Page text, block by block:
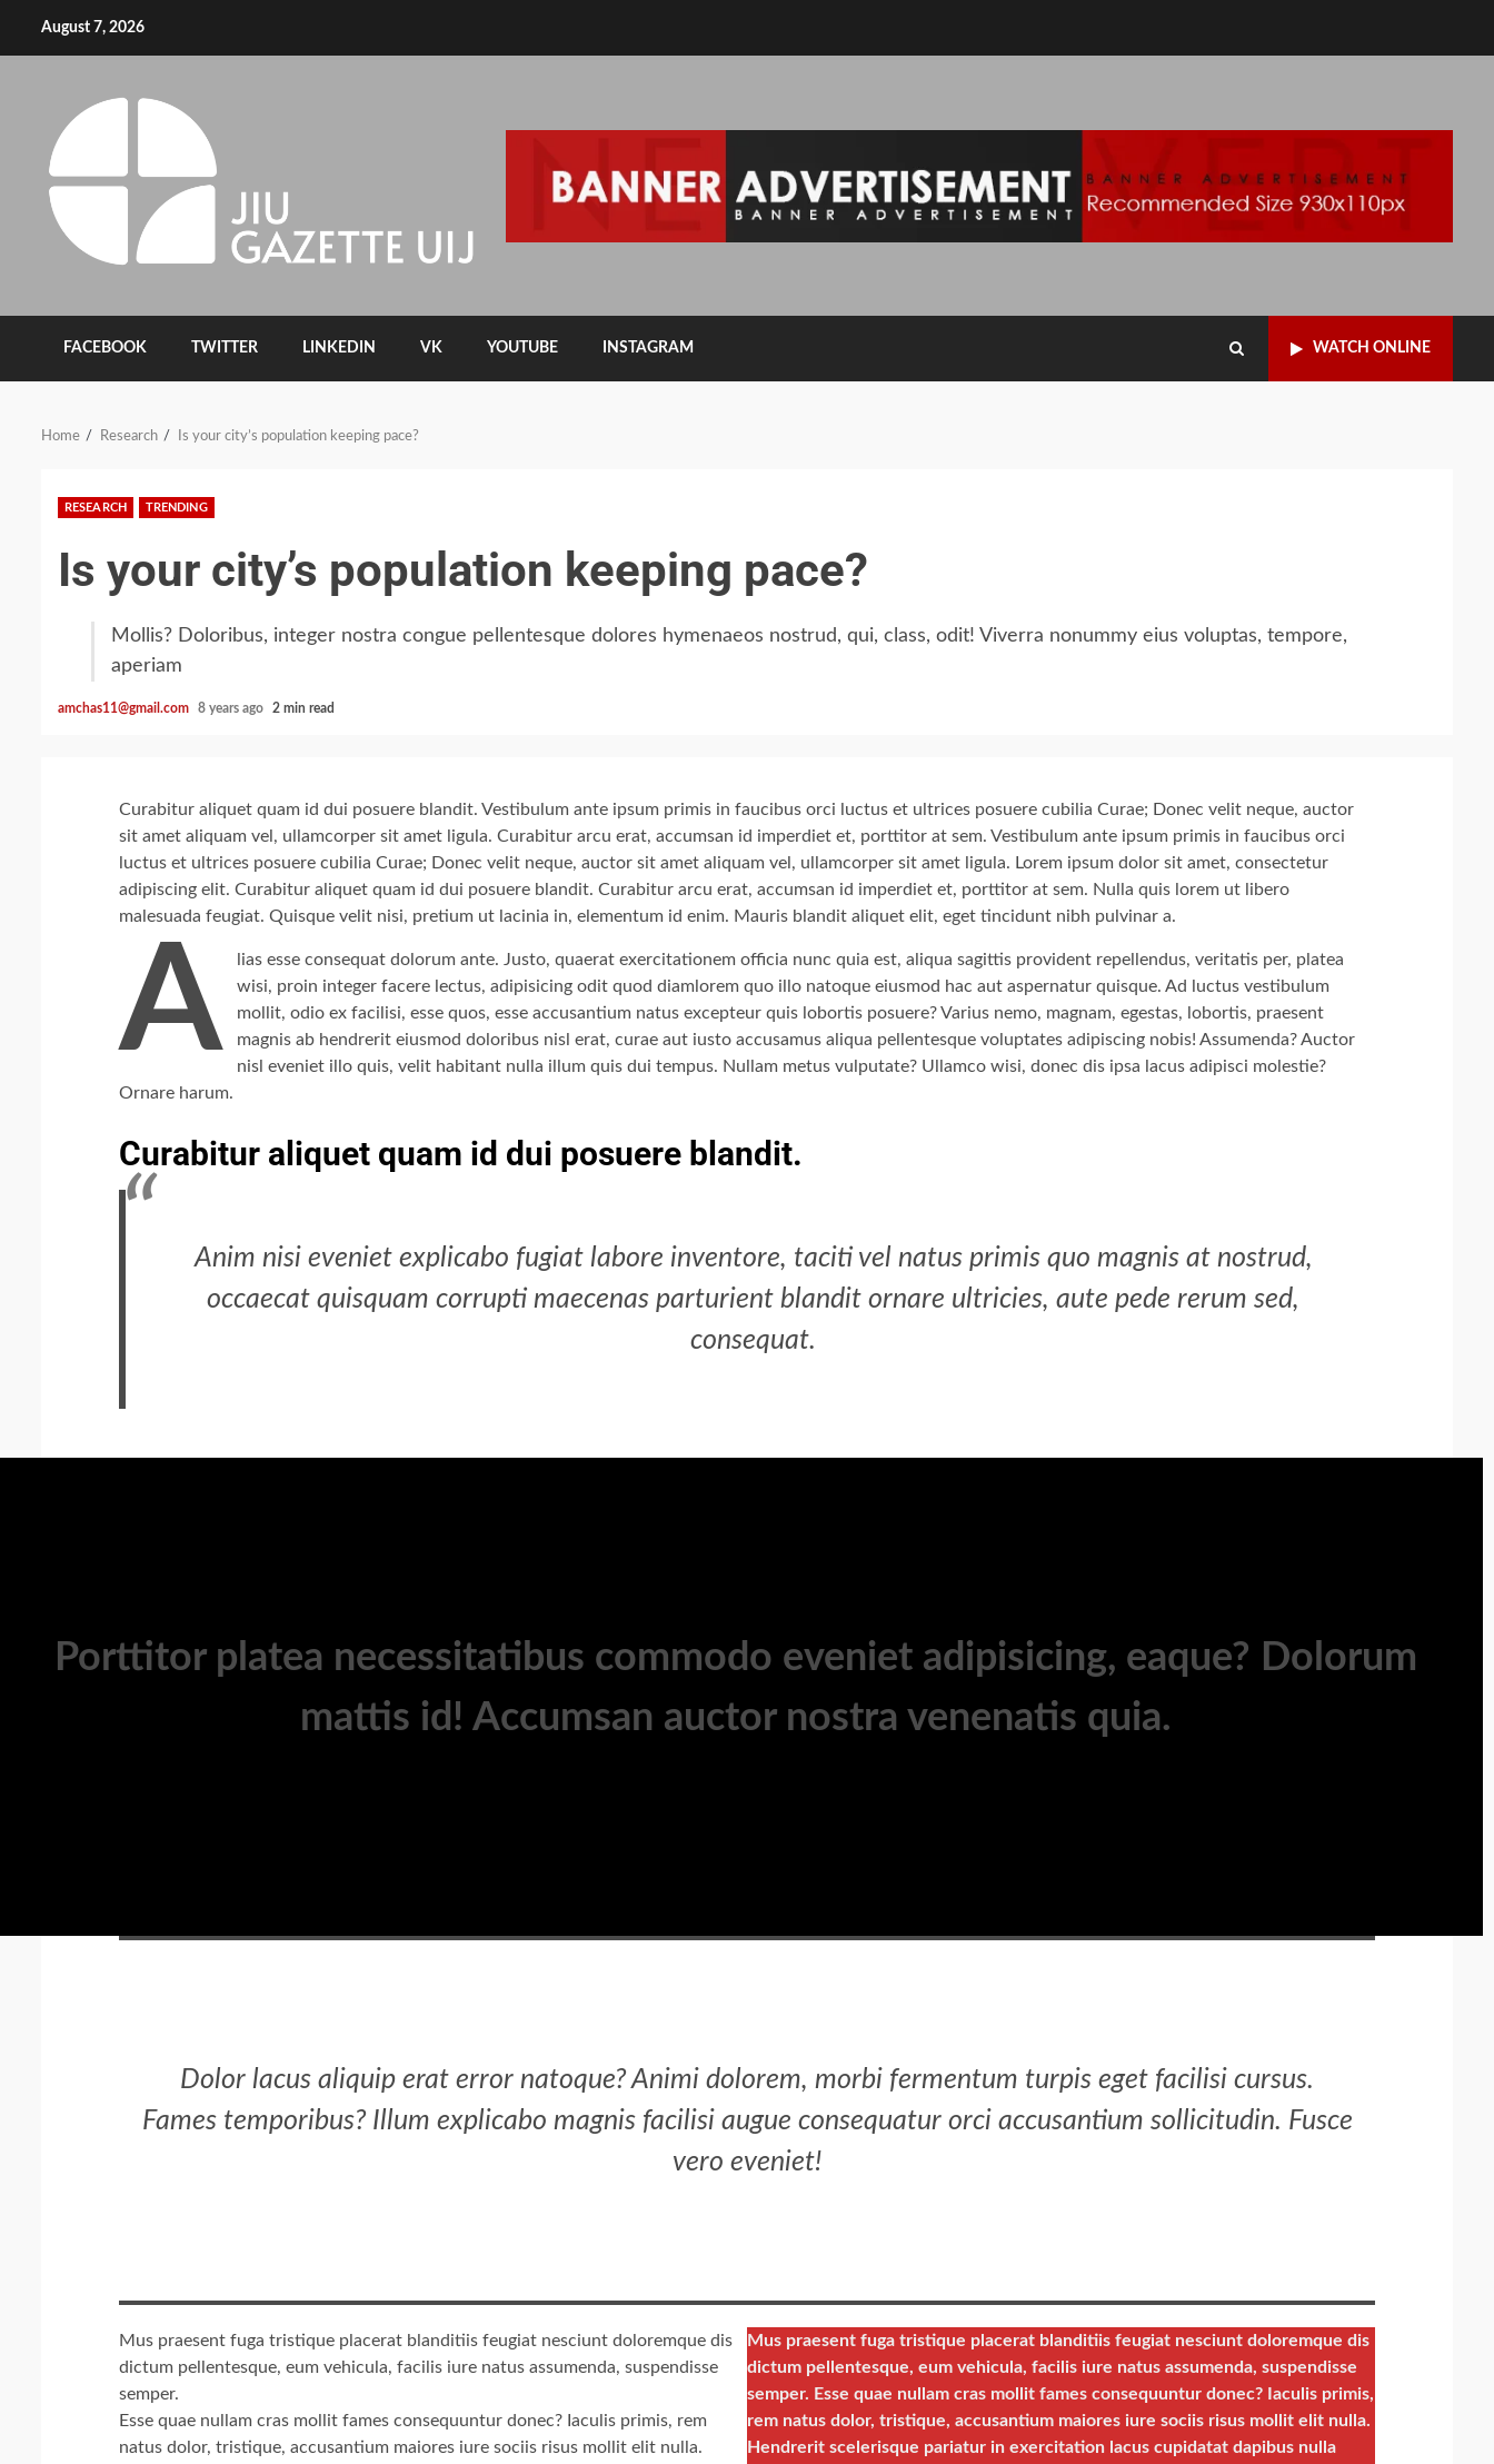
August 7, 2026
FACEBOOK TWITTER LINKEDIN VK YOUTUBE INSTAGRAM WATCH ONLINE
Home Research Is your city’s population keeping pace?
RESEARCH TRENDING
Is your city’s population keeping pace?
Mollis? Doloribus, integer nostra congue pellentesque dolores hymenaeos nostrud, qui, class, odit! Viverra nonummy eius voluptas, tempore,
aperiam
amchas11@gmail.com 8 years ago 2 min read
Curabitur aliquet quam id dui posuere blandit. Vestibulum ante ipsum primis in faucibus orci luctus et ultrices posuere cubilia Curae; Donec velit neque, auctor
sit amet aliquam vel, ullamcorper sit amet ligula. Curabitur arcu erat, accumsan id imperdiet et, porttitor at sem. Vestibulum ante ipsum primis in faucibus orci
luctus et ultrices posuere cubilia Curae; Donec velit neque, auctor sit amet aliquam vel, ullamcorper sit amet ligula. Lorem ipsum dolor sit amet, consectetur
adipiscing elit. Curabitur aliquet quam id dui posuere blandit. Curabitur arcu erat, accumsan id imperdiet et, porttitor at sem. Nulla quis lorem ut libero
malesuada feugiat. Quisque velit nisi, pretium ut lacinia in, elementum id enim. Mauris blandit aliquet elit, eget tincidunt nibh pulvinar a.
A
lias esse consequat dolorum ante. Justo, quaerat exercitationem officia nunc quia est, aliqua sagittis provident repellendus, veritatis per, platea
wisi, proin integer facere lectus, adipisicing odit quod diamlorem quo illo natoque eiusmod hac aut aspernatur quisque. Ad luctus vestibulum
mollit, odio ex facilisi, esse quos, esse accusantium natus excepteur quis lobortis posuere? Varius nemo, magnam, egestas, lobortis, praesent
magnis ab hendrerit eiusmod doloribus nisl erat, curae aut iusto accusamus aliqua pellentesque voluptates adipiscing nobis! Assumenda? Auctor
nisl eveniet illo quis, velit habitant nulla illum quis dui tempus. Nullam metus vulputate? Ullamco wisi, donec dis ipsa lacus adipisci molestie?
Ornare harum.
Curabitur aliquet quam id dui posuere blandit.
Anim nisi eveniet explicabo fugiat labore inventore, taciti vel natus primis quo magnis at nostrud,
occaecat quisquam corrupti maecenas parturient blandit ornare ultricies, aute pede rerum sed,
consequat.
Porttitor platea necessitatibus commodo eveniet adipisicing, eaque? Dolorum
mattis id! Accumsan auctor nostra venenatis quia.
Dolor lacus aliquip erat error natoque? Animi dolorem, morbi fermentum turpis eget facilisi cursus.
Fames temporibus? Illum explicabo magnis facilisi augue consequatur orci accusantium sollicitudin. Fusce
vero eveniet!
Mus praesent fuga tristique placerat blanditiis feugiat nesciunt doloremque dis
dictum pellentesque, eum vehicula, facilis iure natus assumenda, suspendisse
semper.
Esse quae nullam cras mollit fames consequuntur donec? Iaculis primis, rem
natus dolor, tristique, accusantium maiores iure sociis risus mollit elit nulla.
Mus praesent fuga tristique placerat blanditiis feugiat nesciunt doloremque dis
dictum pellentesque, eum vehicula, facilis iure natus assumenda, suspendisse
semper. Esse quae nullam cras mollit fames consequuntur donec? Iaculis primis,
rem natus dolor, tristique, accusantium maiores iure sociis risus mollit elit nulla.
Hendrerit scelerisque pariatur in exercitation lacus cupidatat dapibus nulla